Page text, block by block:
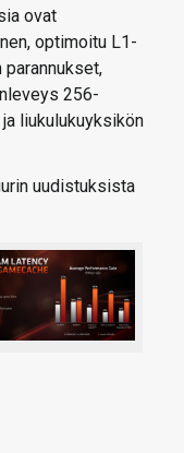
ovat
optimoitu L1-
256-
liukulukuyksikön
uudistuksista